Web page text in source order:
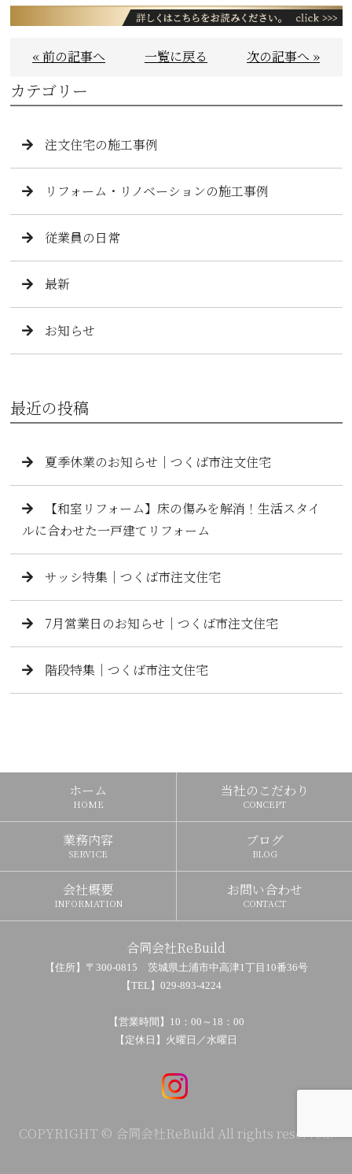
« 前の記事へ 一覧に戻る 次の記事へ »
カテゴリー
注文住宅の施工事例
リフォーム・リノベーションの施工事例
従業員の日常
最新
お知らせ
最近の投稿
夏季休業のお知らせ｜つくば市注文住宅
【和室リフォーム】床の傷みを解消！生活スタイ
ルに合わせた一戸建てリフォーム
サッシ特集｜つくば市注文住宅
7月営業日のお知らせ｜つくば市注文住宅
階段特集｜つくば市注文住宅
ホーム
HOME
当社のこだわり
CONCEPT
業務内容
SERVICE
ブログ
BLOG
会社概要
INFORMATION
お問い合わせ
CONTACT
合同会社ReBuild
【住所】〒300-0815 茨城県土浦市中高津1丁目10番36号
【TEL】029-893-4224
【営業時間】10：00～18：00
【定休日】火曜日／水曜日
COPYRIGHT © 合同会社ReBuild All rights reserved.